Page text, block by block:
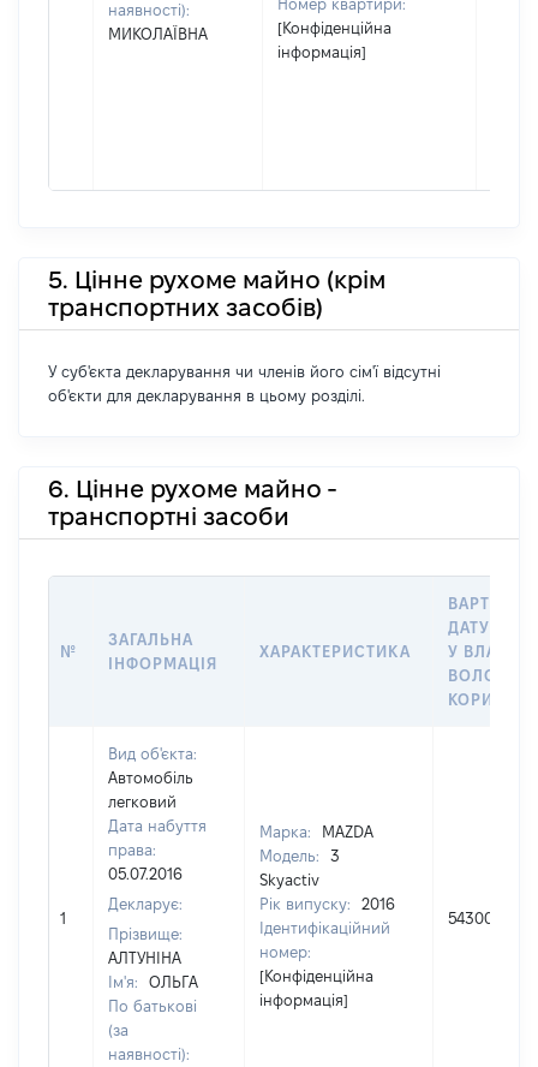
наявності):
МИКОЛАЇВНА
Номер квартири:
[Конфіденційна
інформація]
5. Цінне рухоме майно (крім
транспортних засобів)
У суб'єкта декларування чи членів його сім'ї відсутні
об'єкти для декларування в цьому розділі.
6. Цінне рухоме майно -
транспортні засоби
№
ЗАГАЛЬНА
ІНФОРМАЦІЯ
ХАРАКТЕРИСТИКА
ВАРТІСТЬ
ДАТУ
У
1
Вид об'єкта:
Автомобіль
легковий
Дата набуття
права:
05.07.2016
Декларує:
Прізвище:
АЛТУНІНА
Ім'я:
ОЛЬГА
По батькові
(за
наявності):
Марка:
MAZDA
Модель:
3
Skyactiv
Рік випуску:
2016
Ідентифікаційний
номер:
[Конфіденційна
інформація]
543000